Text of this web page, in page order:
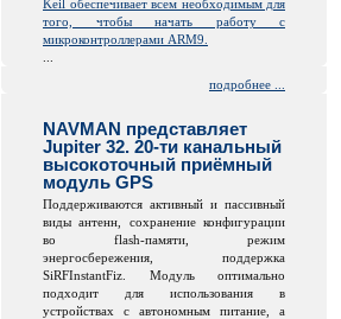
Keil обеспечивает всем необходимым для
того, чтобы начать работу с
микроконтроллерами ARM9.
подробнее ...
NAVMAN представляет
Jupiter 32. 20-ти канальный
высокоточный приёмный
модуль GPS
Поддерживаются активный и пассивный
виды антенн, сохранение конфигурации
во flash-памяти, режим
энергосбережения, поддержка
SiRFInstantFiz. Модуль оптимально
подходит для использования в
устройствах с автономным питание, а